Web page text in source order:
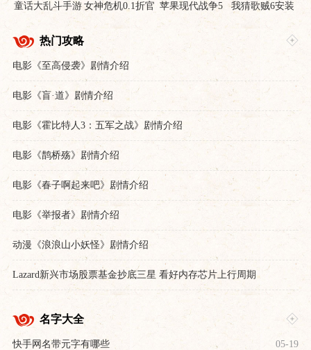
童话大乱斗手游 女神危机0.1折官 苹果现代战争5
眩晕风暴破解直
裝版
我猜歌贼6安装
热门攻略
电影《至高侵袭》剧情介绍
电影《盲·道》剧情介绍
电影《霍比特人3：五军之战》剧情介绍
电影《鹊桥殇》剧情介绍
电影《春子啊起来吧》剧情介绍
电影《举报者》剧情介绍
动漫《浪浪山小妖怪》剧情介绍
Lazard新兴市场股票基金抄底三星 看好内存芯片上行周期
名字大全
快手网名带元字有哪些 05-19